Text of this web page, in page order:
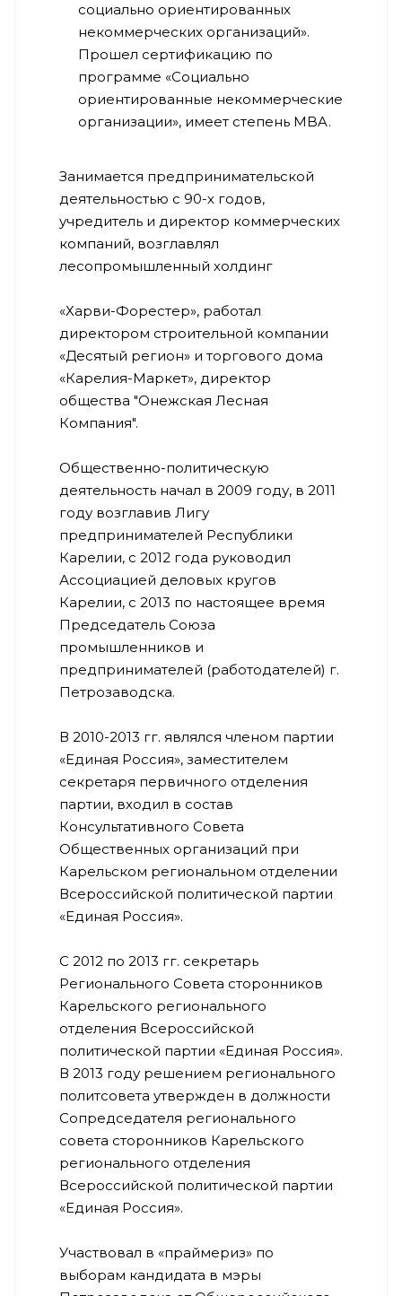
социально ориентированных
некоммерческих организаций».
Прошел сертификацию по
программе «Социально
ориентированные некоммерческие
организации», имеет степень MBA.
Занимается предпринимательской
деятельностью с 90-х годов,
учредитель и директор коммерческих
компаний, возглавлял
лесопромышленный холдинг
«Харви-Форестер», работал
директором строительной компании
«Десятый регион» и торгового дома
«Карелия-Маркет», директор
общества "Онежская Лесная
Компания".
Общественно-политическую
деятельность начал в 2009 году, в 2011
году возглавив Лигу
предпринимателей Республики
Карелии, с 2012 года руководил
Ассоциацией деловых кругов
Карелии, с 2013 по настоящее время
Председатель Союза
промышленников и
предпринимателей (работодателей) г.
Петрозаводска.
В 2010-2013 гг. являлся членом партии
«Единая Россия», заместителем
секретаря первичного отделения
партии, входил в состав
Консультативного Совета
Общественных организаций при
Карельском региональном отделении
Всероссийской политической партии
«Единая Россия».
С 2012 по 2013 гг. секретарь
Регионального Совета сторонников
Карельского регионального
отделения Всероссийской
политической партии «Единая Россия».
В 2013 году решением регионального
политсовета утвержден в должности
Сопредседателя регионального
совета сторонников Карельского
регионального отделения
Всероссийской политической партии
«Единая Россия».
Участвовал в «праймериз» по
выборам кандидата в мэры